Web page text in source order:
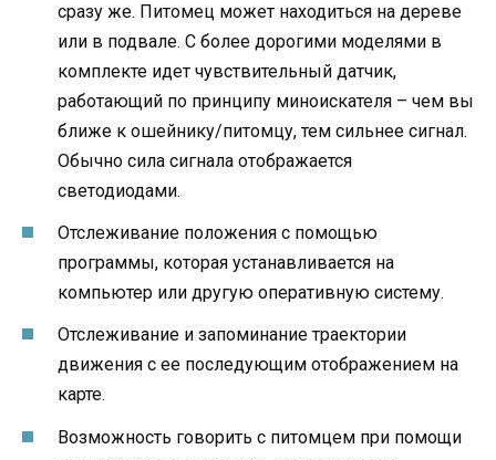
сразу же. Питомец может находиться на дереве
или в подвале. С более дорогими моделями в
комплекте идет чувствительный датчик,
работающий по принципу миноискателя – чем вы
ближе к ошейнику/питомцу, тем сильнее сигнал.
Обычно сила сигнала отображается
светодиодами.
Отслеживание положения с помощью
программы, которая устанавливается на
компьютер или другую оперативную систему.
Отслеживание и запоминание траектории
движения с ее последующим отображением на
карте.
Возможность говорить с питомцем при помощи